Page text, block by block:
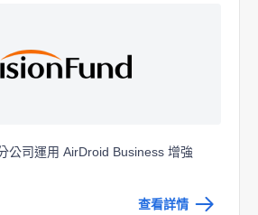
公司運用 AirDroid Business 增強
查看詳情